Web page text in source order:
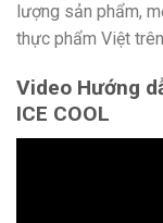
lượng sản phẩm,
thực phẩm Việt
Video Hướng
ICE COOL